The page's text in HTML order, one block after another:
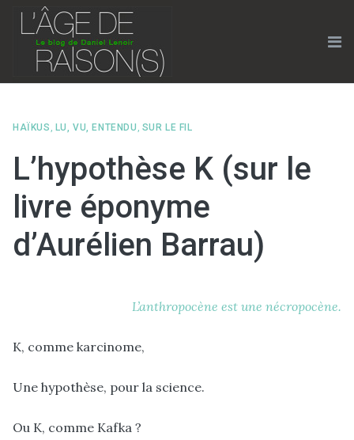
Skip
content
HAÏKUS , LU, VU, ENTENDU , SUR LE FIL
L’hypothèse K (sur le
livre éponyme
d’Aurélien Barrau)
L’anthropocène est une nécropocène.
K, comme karcinome,
Une hypothèse, pour la science.
Ou K, comme Kafka ?